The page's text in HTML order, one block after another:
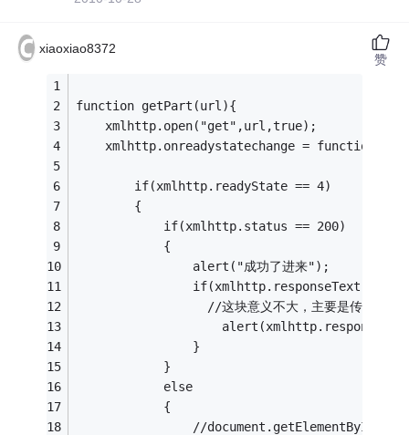
xiaoxiao8372
function getPart(url){
    xmlhttp.open("get",url,true);
    xmlhttp.onreadystatechange = function(){
        if(xmlhttp.readyState == 4)
        {
            if(xmlhttp.status == 200)
            {
                alert("成功了进来");
                if(xmlhttp.responseText!=""){
//这块意义不大，主要是传递到父
                }
            }
            else
            {
//
赞